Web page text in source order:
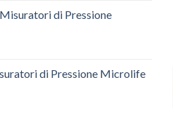
di Pressione
di Pressione Microlife